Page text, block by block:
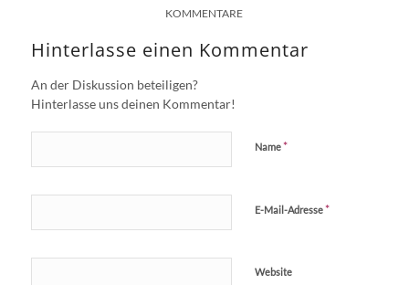
KOMMENTARE
Hinterlasse einen Kommentar
An der Diskussion beteiligen?
Hinterlasse uns deinen Kommentar!
Name*
E-Mail-Adresse*
Website